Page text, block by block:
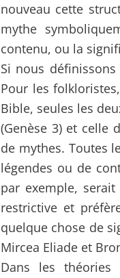
nouveau cette
mythe
contenu, ou la
Si nous
Pour les
Bible, seules les
(Genèse 3) et celle
de mythes. Toutes
légendes ou de
par exemple,
restrictive et
quelque chose de
Mircea Eliade et
Dans les théories